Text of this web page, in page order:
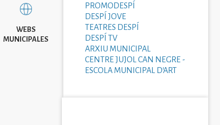
WEBS
MUNICIPALES
PROMODESPÍ
DESPÍ JOVE
TEATRES DESPÍ
DESPÍ TV
ARXIU MUNICIPAL
CENTRE JUJOL CAN NEGRE -
ESCOLA MUNICIPAL D'ART